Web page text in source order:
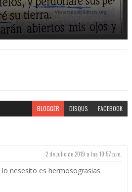
BLOGGER DISQUS FACEBOOK
2 de julio de 2019 a las 10:57 p.m.
nesesito es hermosograsias